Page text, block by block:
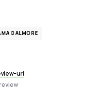
uri
DALMORE